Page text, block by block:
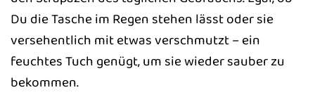
Du die Tasche im Regen stehen lässt oder sie
versehentlich mit etwas verschmutzt – ein
feuchtes Tuch genügt, um sie wieder sauber zu
bekommen.